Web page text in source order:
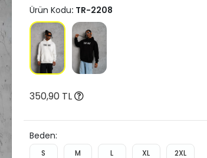
Ürün Kodu: TR-2208
350,90 TL
Beden:
S M L XL 2XL